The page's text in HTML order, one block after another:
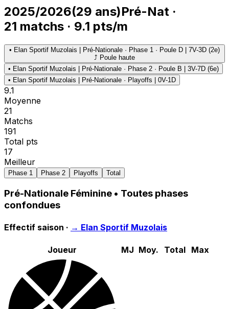
2025/2026(29 ans)Pré-Nat ·
21 matchs · 9.1 pts/m
• Elan Sportif Muzolais | Pré-Nationale · Phase 1 · Poule D | 7V-3D (2e)
⤴ Poule haute
• Elan Sportif Muzolais | Pré-Nationale · Phase 2 · Poule B | 3V-7D (6e)
• Elan Sportif Muzolais | Pré-Nationale · Playoffs | 0V-1D
9.1
Moyenne
21
Matchs
191
Total pts
17
Meilleur
Phase 1 Phase 2 Playoffs Total
Pré-Nationale Féminine • Toutes phases
confondues
Effectif saison · → Elan Sportif Muzolais
Joueur MJ Moy. Total Max